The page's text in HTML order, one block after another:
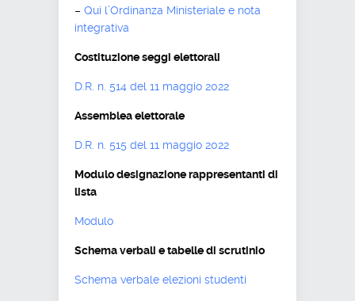
– Qui l’Ordinanza Ministeriale e nota
integrativa
Costituzione seggi elettorali
D.R. n. 514 del 11 maggio 2022
Assemblea elettorale
D.R. n. 515 del 11 maggio 2022
Modulo designazione rappresentanti di
lista
Modulo
Schema verbali e tabelle di scrutinio
Schema verbale elezioni studenti